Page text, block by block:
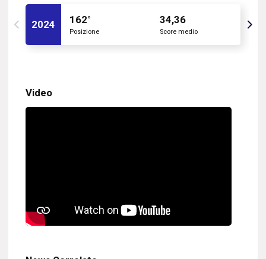
2024 162°
Posizione
34,36
Score medio
Video